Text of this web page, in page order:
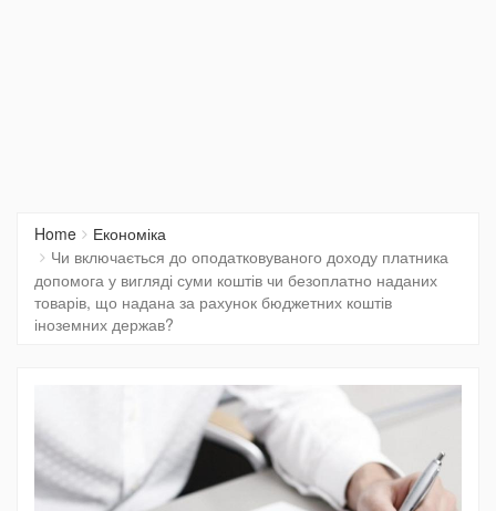
Home
Економіка
Чи включається до оподатковуваного доходу платника
допомога у вигляді суми коштів чи безоплатно наданих
товарів, що надана за рахунок бюджетних коштів
іноземних держав?